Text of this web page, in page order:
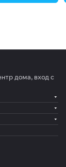
дома, вход с